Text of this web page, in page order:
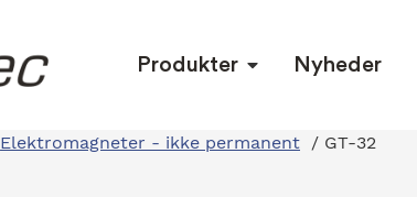
Produkter Nyheder
Elektromagneter - ikke permanent / GT-32